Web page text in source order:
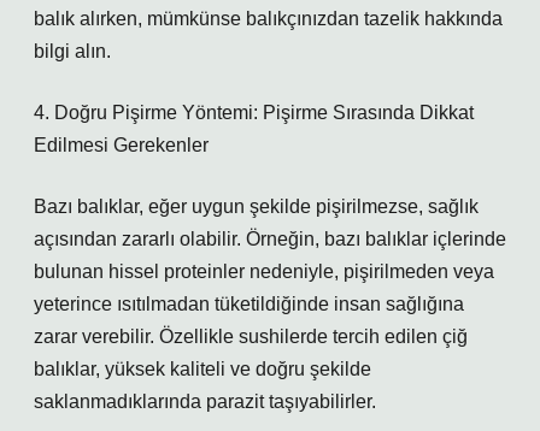
balık alırken, mümkünse balıkçınızdan tazelik hakkında
bilgi alın.
4. Doğru Pişirme Yöntemi: Pişirme Sırasında Dikkat
Edilmesi Gerekenler
Bazı balıklar, eğer uygun şekilde pişirilmezse, sağlık
açısından zararlı olabilir. Örneğin, bazı balıklar içlerinde
bulunan hissel proteinler nedeniyle, pişirilmeden veya
yeterince ısıtılmadan tüketildiğinde insan sağlığına
zarar verebilir. Özellikle sushilerde tercih edilen çiğ
balıklar, yüksek kaliteli ve doğru şekilde
saklanmadıklarında parazit taşıyabilirler.